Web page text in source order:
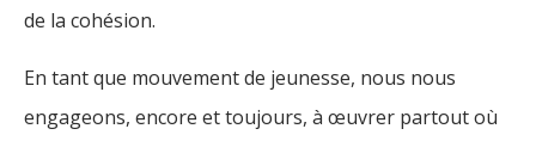
de la cohésion.
En tant que mouvement de jeunesse, nous nous
engageons, encore et toujours, à œuvrer partout où